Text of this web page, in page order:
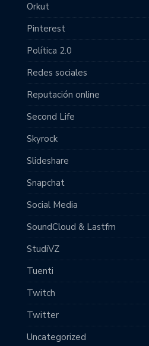
Orkut
Pinterest
Política 2.0
Redes sociales
Reputación online
Second Life
Skyrock
Slideshare
Snapchat
Social Media
SoundCloud & Lastfm
StudiVZ
Tuenti
Twitch
Twitter
Uncategorized